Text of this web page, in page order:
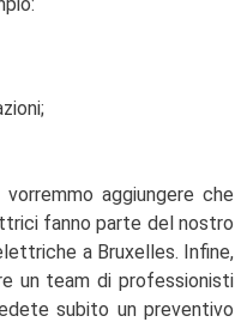
aggiungere che
fanno parte del nostro
a Bruxelles. Infine,
un team di professionisti
subito un preventivo